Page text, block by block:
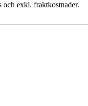
exkl. fraktkostnader.